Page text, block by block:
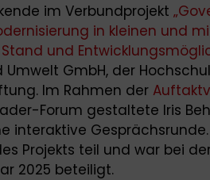
im Verbundprojekt
in kleinen und
und
Umwelt GmbH, der
Im Rahmen der
Forum gestaltete Iris
interaktive
Projekts teil und war bei
2025 beteiligt.